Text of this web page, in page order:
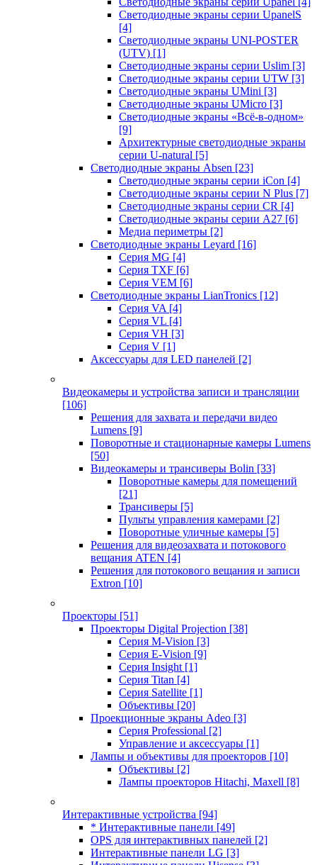
Светодиодные экраны серии UpanelS
[4]
Светодиодные экраны UNI-POSTER
(UTV) [1]
Светодиодные экраны серии Uslim [3]
Светодиодные экраны серии UTW [3]
Светодиодные экраны UMini [3]
Светодиодные экраны UMicro [3]
Светодиодные экраны «Всё-в-одном»
[9]
Архитектурные светодиодные экраны
серии U-natural [5]
Светодиодные экраны Absen [23]
Светодиодные экраны серии iCon [4]
Светодиодные экраны серии N Plus [7]
Светодиодные экраны серии CR [4]
Светодиодные экраны серии А27 [6]
Медиа периметры [2]
Светодиодные экраны Leyard [16]
Серия MG [4]
Серия TXF [6]
Серия VEM [6]
Светодиодные экраны LianTronics [12]
Серия VA [4]
Серия VL [4]
Серия VH [3]
Серия V [1]
Аксессуары для LED панелей [2]
Видеокамеры и устройства записи и трансляции
[106]
Решения для захвата и передачи видео
Lumens [9]
Поворотные и стационарные камеры Lumens
[50]
Видеокамеры и трансиверы Bolin [33]
Поворотные камеры для помещений
[21]
Трансиверы [5]
Пульты управления камерами [2]
Поворотные уличные камеры [5]
Решения для видеозахвата и потокового
вещания ATEN [4]
Решения для потокового вещания и записи
Extron [10]
Проекторы [51]
Проекторы Digital Projection [38]
Серия M-Vision [3]
Серия E-Vision [9]
Серия Insight [1]
Серия Titan [4]
Серия Satellite [1]
Объективы [20]
Проекционные экраны Adeo [3]
Серия Professional [2]
Управление и аксессуары [1]
Лампы и объективы для проекторов [10]
Объективы [2]
Лампы проекторов Hitachi, Maxell [8]
Интерактивные устройства [94]
* Интерактивные панели [49]
OPS для интерактивных панелей [2]
Интерактивные панели LG [3]